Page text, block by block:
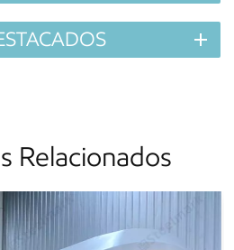
Relacionados